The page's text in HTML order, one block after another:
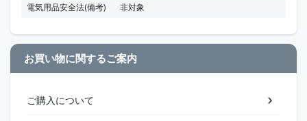
電気用品安全法(備考) 非対象
お買い物に関するご案内
ご購入について